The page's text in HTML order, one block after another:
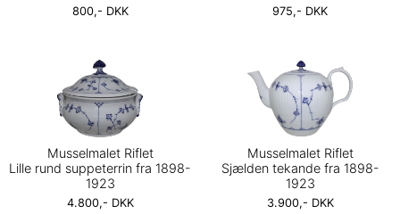
800,- DKK 975,- DKK
Musselmalet Riflet
Lille rund suppeterrin fra 1898-
1923
4.800,- DKK
Musselmalet Riflet
Sjælden tekande fra 1898-
1923
3.900,- DKK